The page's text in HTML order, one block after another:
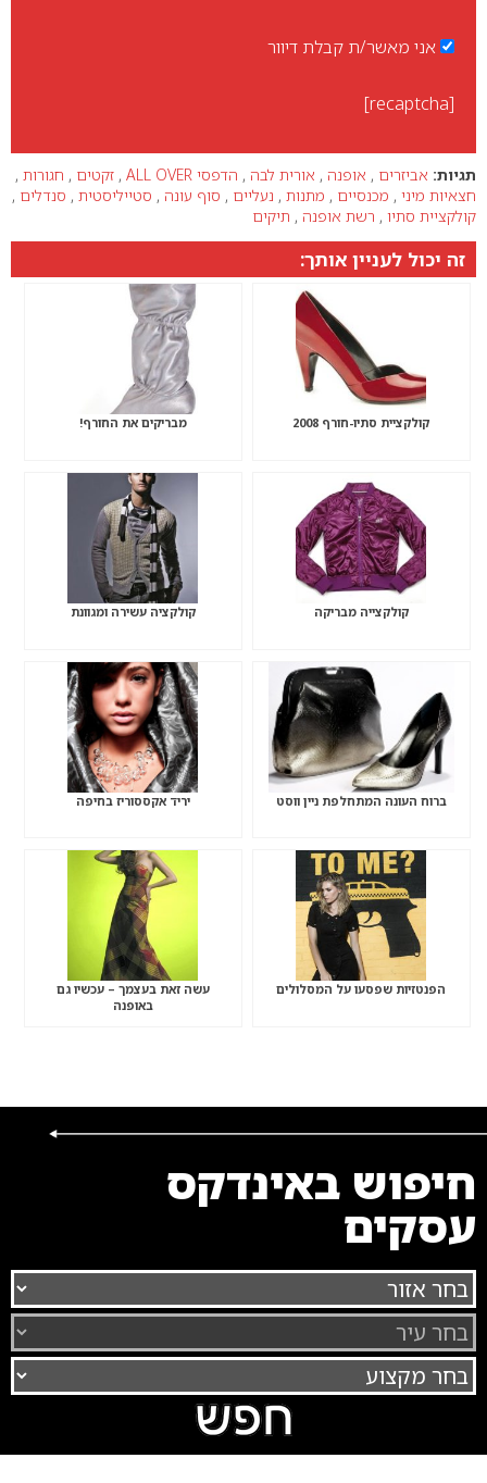
אני מאשר/ת קבלת דיוור
[recaptcha]
תגיות: אביזרים , אופנה , אורית לבה , הדפסי ALL OVER , זקטים , חגורות ,
חצאיות מיני , מכנסיים , מתנות , נעליים , סוף עונה , סטייליסטית , סנדלים ,
קולקציית סתיו , רשת אופנה , תיקים
זה יכול לעניין אותך:
קולקציית סתיו-חורף 2008 מבריקים את החורף!
קולקצייה מבריקה קולקציה עשירה ומגוונת
ברוח העונה המתחלפת ניין ווסט יריד אקססוריז בחיפה
הפנטזיות שפסעו על המסלולים
עשה זאת בעצמך – עכשיו גם
באופנה
חיפוש באינדקס
עסקים